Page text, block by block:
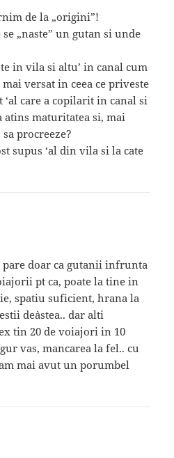
de la „origini”!
„naste” un gutan si unde
in vila si altu’ in canal cum
versat in ceea ce priveste
‘al care a copilarit in canal si
atins maturitatea si, mai
procreeze?
supus ‘al din vila si la cate
doar ca gutanii infrunta
pt ca, poate la tine in
spatiu suficient, hrana la
de`astea.. dar alti
tin 20 de voiajori in 10
vas, mancarea la fel.. cu
mai avut un porumbel